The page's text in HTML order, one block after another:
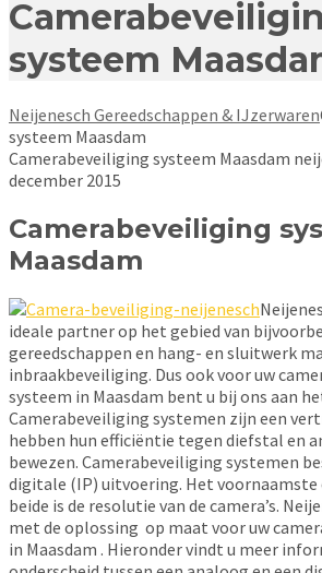
systeem
Neijenesch Gereedschappen & IJzerwaren
systeem Maasdam
Camerabeveiliging systeem Maasdam
december 2015
Camerabeveiliging
Maasdam
ideale partner op het gebied van
gereedschappen en hang- en sluitwerk
inbraakbeveiliging. Dus ook voor uw
systeem in Maasdam bent u bij ons aan
Camerabeveiliging systemen zijn een
hebben hun efficiëntie tegen diefstal en
bewezen. Camerabeveiliging systemen
digitale (IP) uitvoering. Het voornaamste
beide is de resolutie van de camera’s.
met de oplossing op maat voor uw
in Maasdam . Hieronder vindt u meer